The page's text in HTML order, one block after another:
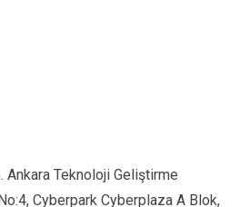
Ankara Teknoloji Geliştirme
Cyberpark Cyberplaza A Blok,